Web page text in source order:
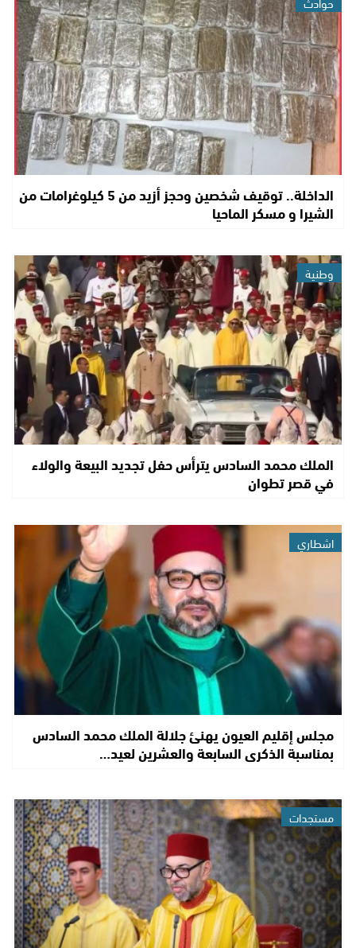
الداخلة.. توقيف شخصين وحجز أزيد من 5 كيلوغرامات من
الشيرا و مسكر الماحيا
وطنية
الملك محمد السادس يترأس حفل تجديد البيعة والولاء
في قصر تطوان
اشطاري
مجلس إقليم العيون يهنئ جلالة الملك محمد السادس
بمناسبة الذكرى السابعة والعشرين لعيد…
مستجدات